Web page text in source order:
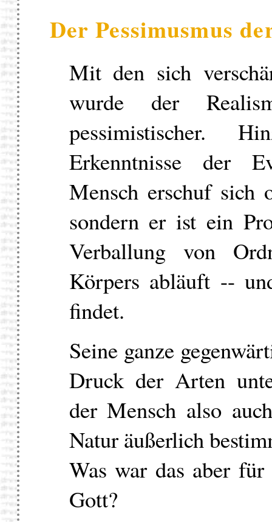
Der Pessimusmus
Mit den sich
wurde der
pessimistischer.
Erkenntnisse der
Mensch erschuf sich
sondern er ist ein
Verballung von
Körpers abläuft --
findet.
Seine ganze
Druck der Arten
der Mensch also
Natur äußerlich
Was war das aber
Gott?